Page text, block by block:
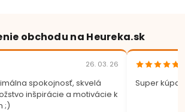
obchodu na Heureka.sk
26. 03. 26
spokojnosť, skvelá
inšpirácie a motivácie k
;)
Super